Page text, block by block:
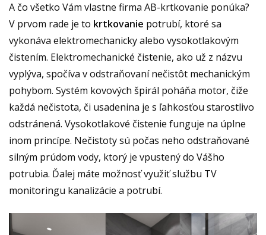
A čo všetko Vám vlastne firma AB-krtkovanie ponúka?
V prvom rade je to krtkovanie potrubí, ktoré sa
vykonáva elektromechanicky alebo vysokotlakovým
čistením. Elektromechanické čistenie, ako už z názvu
vyplýva, spočíva v odstraňovaní nečistôt mechanickým
pohybom. Systém kovových špirál poháňa motor, čiže
každá nečistota, či usadenina je s ľahkosťou starostlivo
odstránená. Vysokotlakové čistenie funguje na úplne
inom princípe. Nečistoty sú počas neho odstraňované
silným prúdom vody, ktorý je vpustený do Vášho
potrubia. Ďalej máte možnosť využiť službu TV
monitoringu kanalizácie a potrubí.